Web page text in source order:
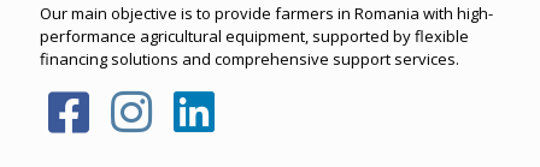
Our main objective is to provide farmers in Romania with high-
performance agricultural equipment, supported by flexible
financing solutions and comprehensive support services.